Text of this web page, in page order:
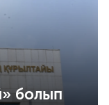
болып